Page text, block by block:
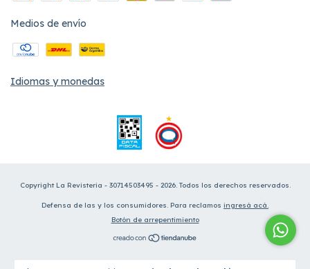
Medios de envío
Idiomas y monedas
Copyright La Revisteria - 30714503495 - 2026. Todos los derechos reservados.
Defensa de las y los consumidores. Para reclamos ingresá acá.
Botón de arrepentimiento